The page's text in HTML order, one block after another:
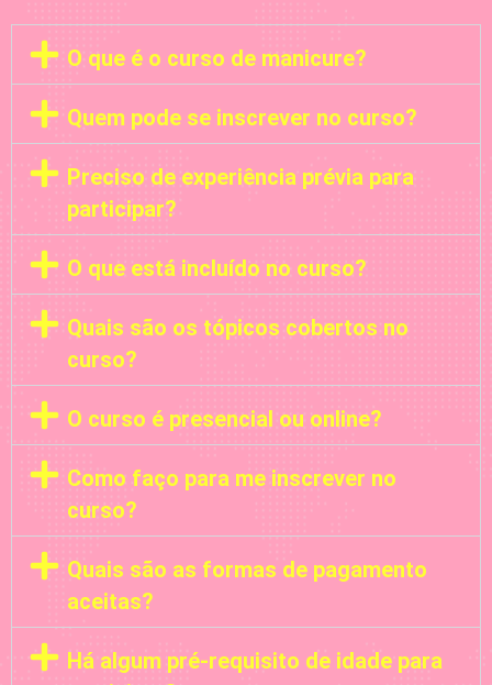
O que é o curso de manicure?
Quem pode se inscrever no curso?
Preciso de experiência prévia para
participar?
O que está incluído no curso?
Quais são os tópicos cobertos no
curso?
O curso é presencial ou online?
Como faço para me inscrever no
curso?
Quais são as formas de pagamento
aceitas?
Há algum pré-requisito de idade para